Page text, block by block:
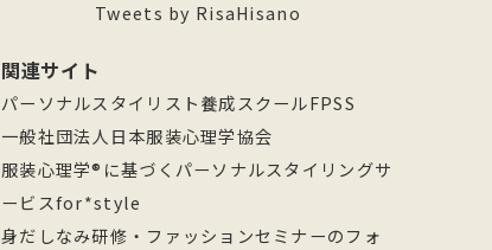
カ
イ
ブ
Tweets by RisaHisano
関連サイト
パーソナルスタイリスト養成スクールFPSS
一般社団法人日本服装心理学協会
服装心理学®に基づくパーソナルスタイリングサ
ービスfor*style
身だしなみ研修・ファッションセミナーのフォ